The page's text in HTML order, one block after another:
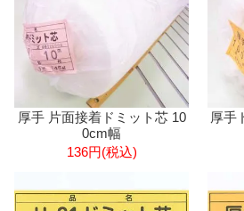
厚手 片面接着ドミット芯 10
0cm幅
136円(税込)
厚手